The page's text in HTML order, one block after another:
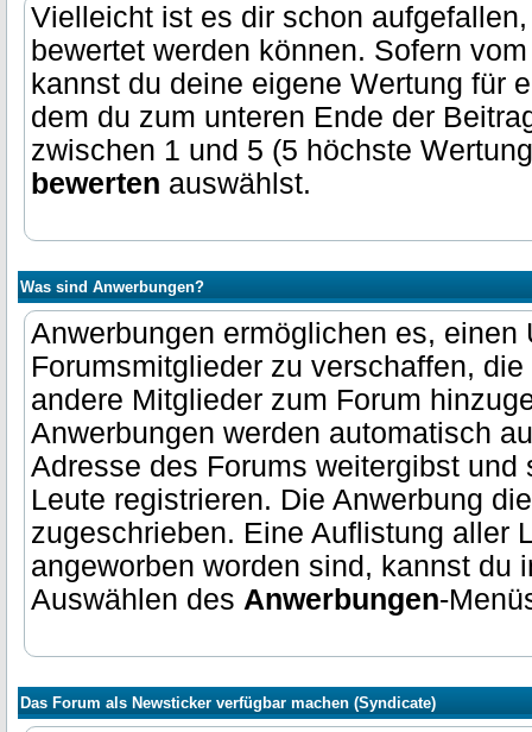
Vielleicht ist es dir schon
bewertet werden können. Sofern
kannst du deine eigene Wertung für
dem du zum unteren Ende der
zwischen 1 und 5 (5 höchste
bewerten auswählst.
Was sind Anwerbungen?
Anwerbungen ermöglichen es, einen
Forumsmitglieder zu verschaffen,
andere Mitglieder zum Forum
Anwerbungen werden automatisch
Adresse des Forums weitergibst
Leute registrieren. Die Anwerbung
zugeschrieben. Eine Auflistung aller
angeworben worden sind, kannst du
Auswählen des Anwerbungen-
Das Forum als Newsticker verfügbar machen (Syndicate)